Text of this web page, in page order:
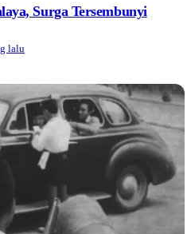
Surga Tersembunyi
lalu